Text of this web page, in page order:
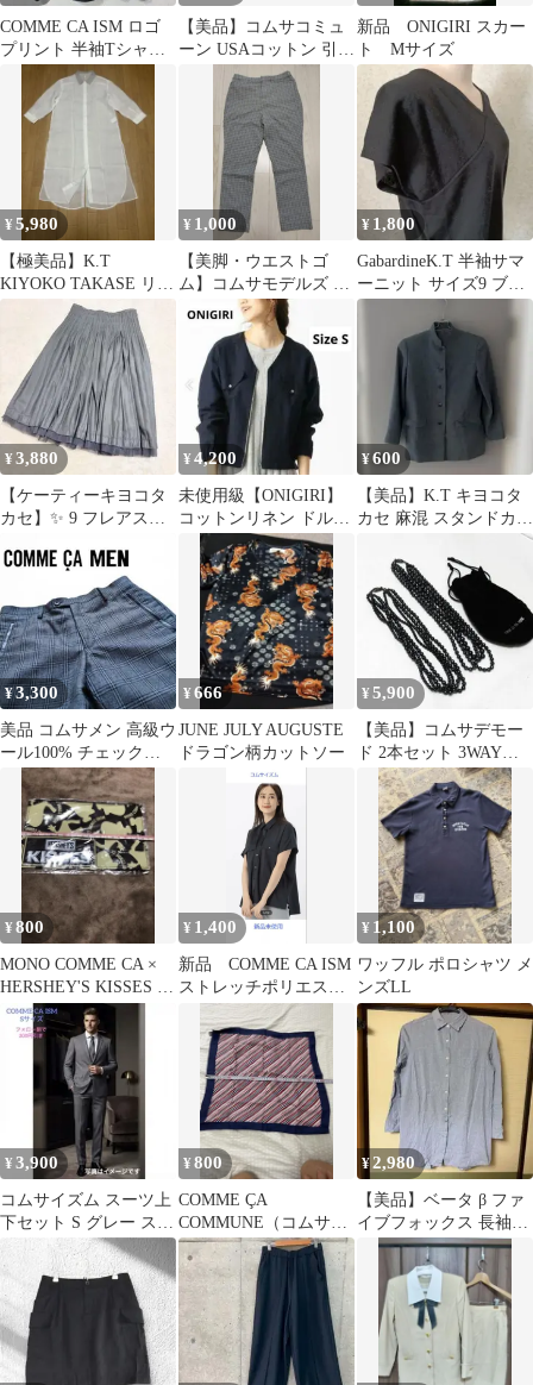
COMME CA ISM ロゴ
プリント 半袖Tシャツ
ブラック L
【美品】コムサコミュ
ーン USAコットン 引き
揃え天竺メンズ L ブラ
新品 ONIGIRI スカー
ト Mサイズ
¥5,980
【極美品】K.T
KIYOKO TAKASE リネ
ン シャツ ワンピース
¥ 1,000
【美脚・ウエストゴ
ム】コムサモデルズ チ
ェック柄 ストレッチパ
ンツ 9号 M
¥ 1,800
GabardineK.T 半袖サマ
ーニット サイズ9 ブラ
ック
¥3,880
【ケーティーキヨコタ
カセ】✨ 9 フレアスカ
日本
¥ 4,200
未使用級【ONIGIRI】
コットンリネン ドルマ
ンスリーブ ノーカラー
ブルゾン
¥600
【美品】K.T キヨコタ
カセ 麻混 スタンドカラ
リネン
¥3,300
​美品 コムサメン 高級ウ
ール100% チェック柄
スラックス 本革レザー
切替 M
¥666
JUNE JULY AUGUSTE
ドラゴン柄カットソー
¥5,900
【美品】コムサデモー
ド 2本セット 3WAYブ
ラックビーズロングネ
ックレス
¥800
MONO COMME CA ×
HERSHEY'S KISSES コ
ラボポーチ
¥ 1,400
新品 COMME CA ISM
ストレッチポリエステ
ルブロード ドルマンシ
ャツ
¥ 1,100
ワッフル ポロシャツ メ
ンズLL
¥ 3,900
コムサイズム スーツ上
下セット S グレー スト
ライプ柄 ビジネス 訳あ
り
¥800
COMME ÇA
COMMUNE（コムサコ
ミューン）ストライプ
大判スカーフ
¥2,980
【美品】ベータ β ファ
イブフォックス 長袖シ
ャツ ブルー 40 シャン
ブレー調